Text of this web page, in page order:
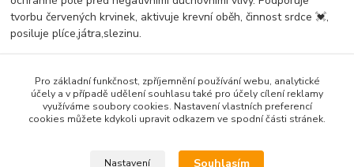
tvorbu červených krvinek, aktivuje krevní oběh, činnost srdce 💓,
posiluje plíce,játra,slezinu.
Zboží zařazeno v kategoriích
Pro základní funkčnost, zpříjemnění používání webu, analytické
účely a v případě udělení souhlasu také pro účely cílení reklamy
využíváme soubory cookies. Nastavení vlastních preferencí
cookies můžete kdykoli upravit odkazem ve spodní části stránek.
Nastavení Souhlasím